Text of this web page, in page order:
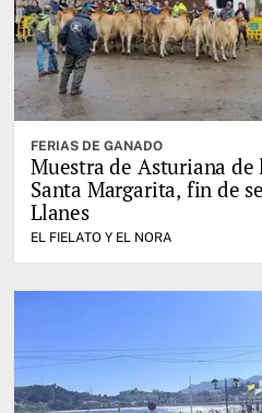
FERIAS DE GANADO
Muestra de Asturiana
Santa Margarita, fin de
Llanes
EL FIELATO Y EL NORA